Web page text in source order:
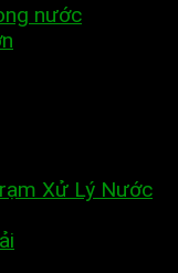
nước
Xử Lý Nước